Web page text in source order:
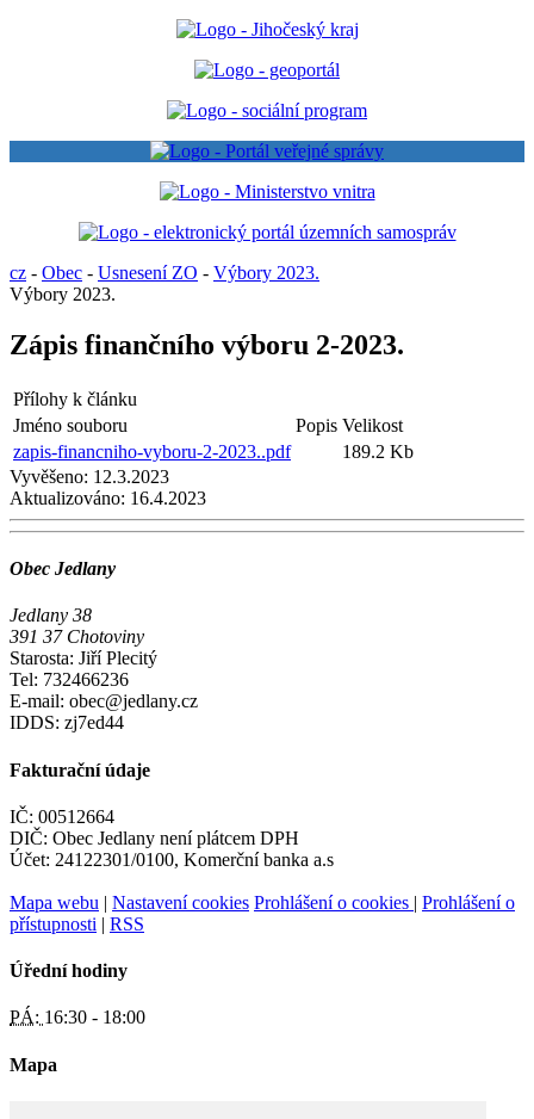
cz - Obec - Usnesení ZO - Výbory 2023.
Výbory 2023.
Zápis finančního výboru 2-2023.
Přílohy k článku
Jméno souboru
Popis Velikost
zapis-financniho-vyboru-2-2023..pdf
189.2 Kb
Vyvěšeno: 12.3.2023
Aktualizováno: 16.4.2023
Obec Jedlany
Jedlany 38
391 37 Chotoviny
Starosta: Jiří Plecitý
Tel: 732466236
E-mail: obec@jedlany.cz
IDDS: zj7ed44
Fakturační údaje
IČ: 00512664
DIČ: Obec Jedlany není plátcem DPH
Účet: 24122301/0100, Komerční banka a.s
Mapa webu | Nastavení cookies Prohlášení o cookies | Prohlášení o
přístupnosti | RSS
Úřední hodiny
PÁ: 16:30 - 18:00
Mapa